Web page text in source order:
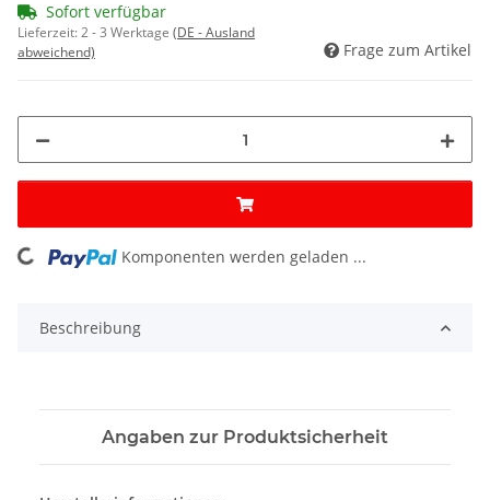
Sofort verfügbar
Lieferzeit:2 - 3 Werktage (DE - Ausland
abweichend)
Frage zum Artikel
Komponenten werden geladen ...
Beschreibung
Angaben zur Produktsicherheit